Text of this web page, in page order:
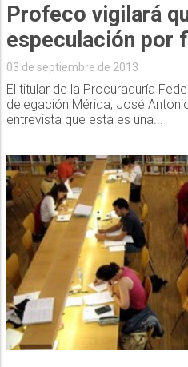
Profeco vigilará
03 de septiembre de 2013
El titular de la Procuraduría
delegación Mérida, José
entrevista que esta es una...